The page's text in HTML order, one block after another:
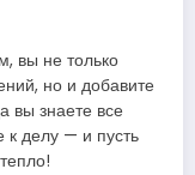
вы не только
но и добавите
вы знаете все
к делу — и пусть